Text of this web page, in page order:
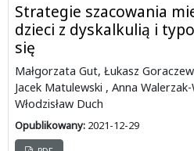
Strategie szacowania
dzieci z dyskalkulią i
się
Małgorzata Gut, Łukasz
Jacek Matulewski , Anna
Włodzisław Duch
Opublikowany: 2021-12-29